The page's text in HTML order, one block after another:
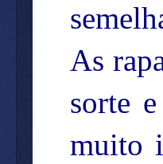
As
sorte
muito